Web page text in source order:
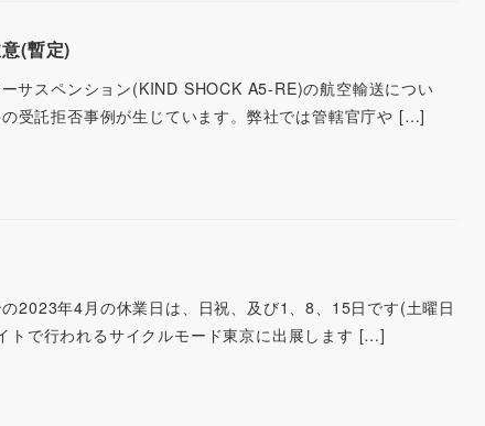
(暫定)
サスペンション(KIND SHOCK A5-RE)の航空輸送につい
受託拒否事例が生じています。弊社では管轄官庁や […]
2023年4月の休業日は、日祝、及び1、8、15日です(土曜日
で行われるサイクルモード東京に出展します […]